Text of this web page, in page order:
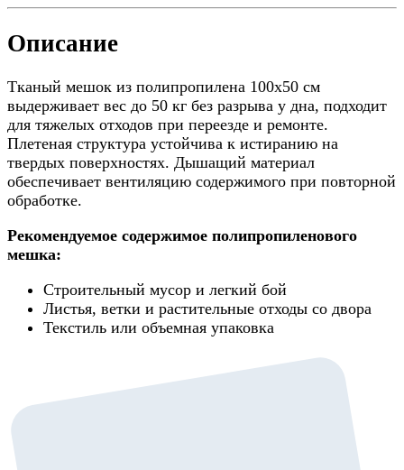
Описание
Тканый мешок из полипропилена 100x50 см
выдерживает вес до 50 кг без разрыва у дна, подходит
для тяжелых отходов при переезде и ремонте.
Плетеная структура устойчива к истиранию на
твердых поверхностях. Дышащий материал
обеспечивает вентиляцию содержимого при повторной
обработке.
Рекомендуемое содержимое полипропиленового
мешка:
Строительный мусор и легкий бой
Листья, ветки и растительные отходы со двора
Текстиль или объемная упаковка